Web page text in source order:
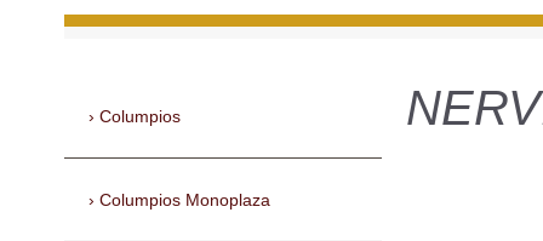
Columpios
Columpios Monoplaza